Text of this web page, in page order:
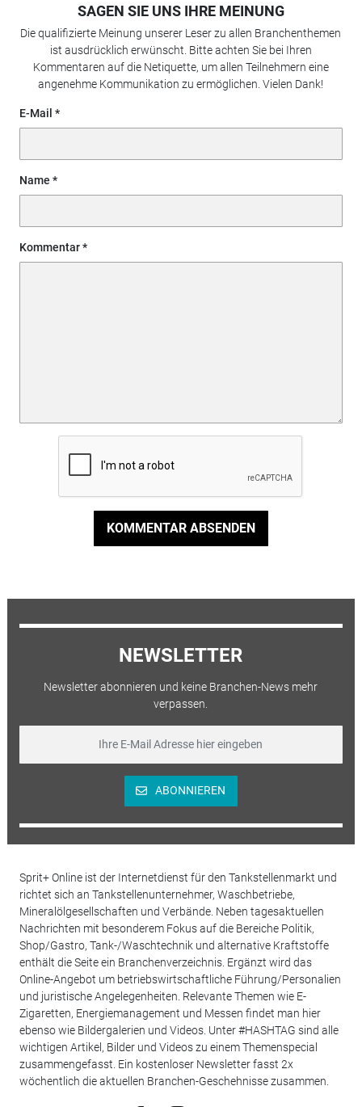
SAGEN SIE UNS IHRE MEINUNG
Die qualifizierte Meinung unserer Leser zu allen Branchenthemen
ist ausdrücklich erwünscht. Bitte achten Sie bei Ihren
Kommentaren auf die Netiquette, um allen Teilnehmern eine
angenehme Kommunikation zu ermöglichen. Vielen Dank!
E-Mail
Name
Kommentar
KOMMENTAR ABSENDEN
NEWSLETTER
Newsletter abonnieren und keine Branchen-News mehr
verpassen.
ABONNIEREN
Sprit+ Online ist der Internetdienst für den Tankstellenmarkt und
richtet sich an Tankstellenunternehmer, Waschbetriebe,
Mineralölgesellschaften und Verbände. Neben tagesaktuellen
Nachrichten mit besonderem Fokus auf die Bereiche Politik,
Shop/Gastro, Tank-/Waschtechnik und alternative Kraftstoffe
enthält die Seite ein Branchenverzeichnis. Ergänzt wird das
Online-Angebot um betriebswirtschaftliche Führung/Personalien
und juristische Angelegenheiten. Relevante Themen wie E-
Zigaretten, Energiemanagement und Messen findet man hier
ebenso wie Bildergalerien und Videos. Unter #HASHTAG sind alle
wichtigen Artikel, Bilder und Videos zu einem Themenspecial
zusammengefasst. Ein kostenloser Newsletter fasst 2x
wöchentlich die aktuellen Branchen-Geschehnisse zusammen.